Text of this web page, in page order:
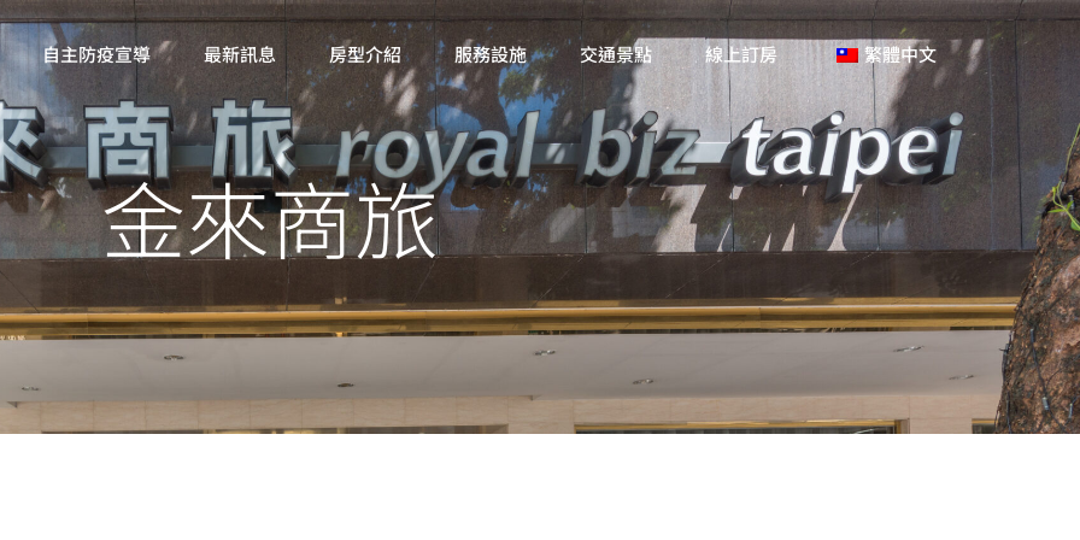
自主防疫宣導 最新訊息 房型介紹 服務設施 交通景點 線上訂房 繁體中文
金來商旅